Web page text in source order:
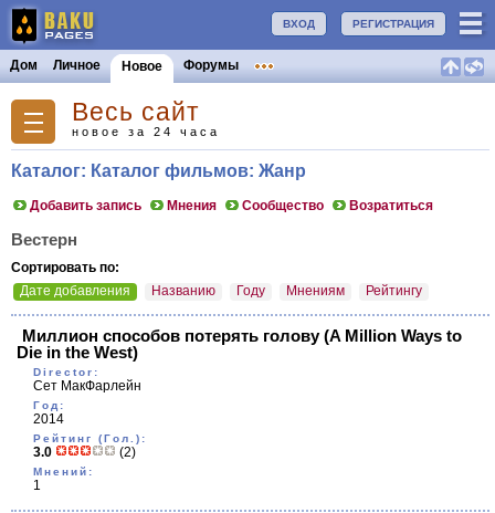
РЕГИСТРАЦИЯ
ВХОД
Дом Личное Новое Форумы
Весь сайт
новое за 24 часа
Каталог: Каталог фильмов: Жанр
Добавить запись Мнения Сообщество Возратиться
Вестерн
Сортировать по:
Дате добавления
Названию Году Мнениям Рейтингу
Миллион способов потерять голову(A Million Ways to
Die in the West)
Director:
Сет МакФарлейн
Год:
2014
Рейтинг (Гол.):
3.0 (2)
Мнений:
1